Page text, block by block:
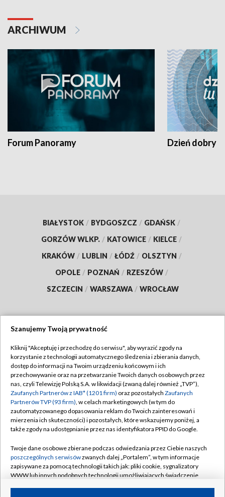
ARCHIWUM
Forum Panoramy Dzień dobry
BIAŁYSTOK / BYDGOSZCZ / GDAŃSK /
GORZÓW WLKP. / KATOWICE / KIELCE /
KRAKÓW / LUBLIN / ŁÓDŹ / OLSZTYN /
OPOLE / POZNAŃ / RZESZÓW /
SZCZECIN / WARSZAWA / WROCŁAW
TVP
Abonament TVP
Emisja w TVP
Centrum informacji TVP
Naziemna Telewizja Cyfrowa
Rada Programowa
System NOS
Informacje o nadawcy
Regulamin TVP
Polityka prywatności
Moje zgody
Pomoc
Kontakt
Kanały
Szanujemy Twoją prywatność
Kliknij "Akceptuję i przechodzę do serwisu", aby wyrazić zgody na
korzystanie z technologii automatycznego śledzenia i zbierania danych,
dostęp do informacji na Twoim urządzeniu końcowym i ich
przechowywanie oraz na przetwarzanie Twoich danych osobowych przez
nas, czyli Telewizję Polską S.A. w likwidacji (zwaną dalej również „TVP”),
Zaufanych Partnerów z IAB* (1201 firm) oraz pozostałych Zaufanych
Partnerów TVP (93 firm), w celach marketingowych (w tym do
zautomatyzowanego dopasowania reklam do Twoich zainteresowań i
mierzenia ich skuteczności) i pozostałych, które wskazujemy poniżej, a
także zgody na udostępnianie przez nas identyfikatora PPID do Google.
Twoje dane osobowe zbierane podczas odwiedzania przez Ciebie naszych
poszczególnych serwisówzwanych dalej „Portalem”, w tym informacje
zapisywane za pomocą technologii takich jak: pliki cookie, sygnalizatory
WWW lub innych podobnych technologii umożliwiających świadczenie